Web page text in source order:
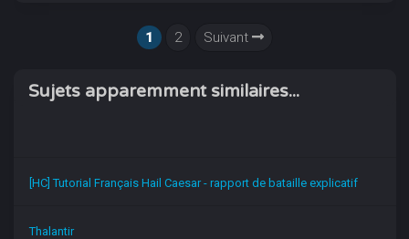
1 2 Suivant
Sujets apparemment similaires...
[HC] Tutorial Français Hail Caesar - rapport de bataille explicatif
Thalantir